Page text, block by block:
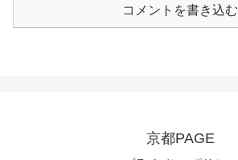
コメントを書き込む
京都PAGE